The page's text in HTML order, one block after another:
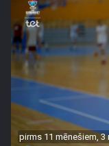
pirms 11 mēnešiem, 3